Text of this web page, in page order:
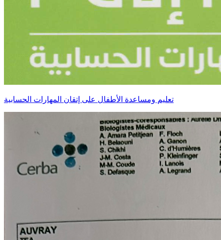
تعليم ومساعدة الأطفال على إتقان المهارات الحسابية